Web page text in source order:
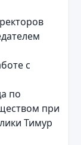
с
по
при
Тимур